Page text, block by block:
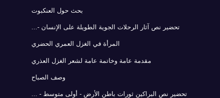
بحث حول العنكبوت
تحضير نص آثار الرحلات الجوية الطويلة على الإنسان -...
المرأة في الغزل العمري الحضري
مقدمة عامة وخاتمة عامة لشعر الغزل العذري
وصف الصباح
تحضير نص البراكين ثورات باطن الأرض - أولى متوسط - ...